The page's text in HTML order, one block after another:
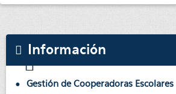
Información
Gestión de Cooperadoras Escolares